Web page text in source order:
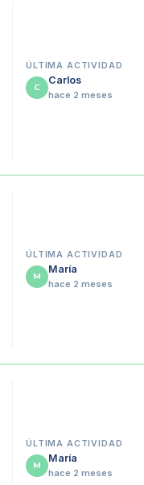
ÚLTIMA ACTIVIDAD
C
Carlos
hace 2 meses
ÚLTIMA ACTIVIDAD
M
María
hace 2 meses
ÚLTIMA ACTIVIDAD
M
María
hace 2 meses